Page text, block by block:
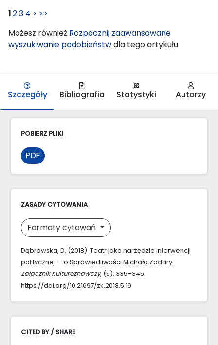
123 4 > >>
Możesz również Rozpocznij zaawansowane
wyszukiwanie podobieństwdla tego artykułu.
Szczegóły Bibliografia Statystyki Autorzy
POBIERZ PLIKI
PDF
ZASADY CYTOWANIA
Formaty cytowań
Dąbrowska, D. (2018). Teatr jako narzędzie interwencji
politycznej — o Sprawiedliwości Michała Zadary.
Załącznik Kulturoznawczy, (5), 335–345.
https://doi.org/10.21697/zk.2018.5.19
CITED BY / SHARE